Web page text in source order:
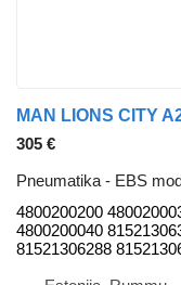
305 €
Pneumatika - EBS
4800200200
4800200040
81521306288